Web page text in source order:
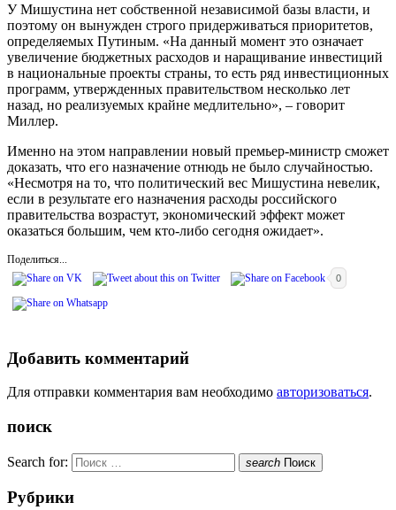
У Мишустина нет собственной независимой базы власти, и
поэтому он вынужден строго придерживаться приоритетов,
определяемых Путиным. «На данный момент это означает
увеличение бюджетных расходов и наращивание инвестиций
в национальные проекты страны, то есть ряд инвестиционных
программ, утвержденных правительством несколько лет
назад, но реализуемых крайне медлительно», – говорит
Миллер.
Именно на этом направлении новый премьер-министр сможет
доказать, что его назначение отнюдь не было случайностью.
«Несмотря на то, что политический вес Мишустина невелик,
если в результате его назначения расходы российского
правительства возрастут, экономический эффект может
оказаться большим, чем кто-либо сегодня ожидает».
Поделиться...
0
Добавить комментарий
Для отправки комментария вам необходимо авторизоваться.
поиск
Search for: search Поиск
Рубрики